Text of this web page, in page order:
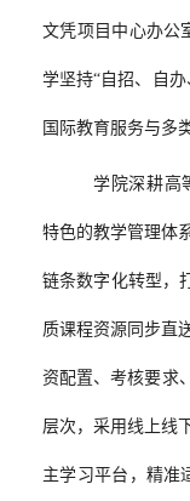
文凭项目中心办公
学坚持“自招、自
国际教育服务与多
学院深耕高
特色的教学管理体
链条数字化转型，
质课程资源同步直
资配置、考核要求
层次，采用线上线
主学习平台，精准